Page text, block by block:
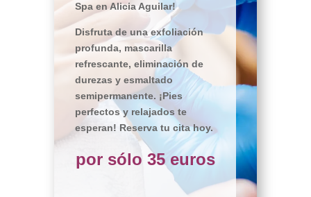
Spa en Alicia Aguilar!
Disfruta de una exfoliación
profunda, mascarilla
refrescante, eliminación de
durezas y esmaltado
semipermanente. ¡Pies
perfectos y relajados te
esperan! Reserva tu cita hoy.
por sólo 35 euros